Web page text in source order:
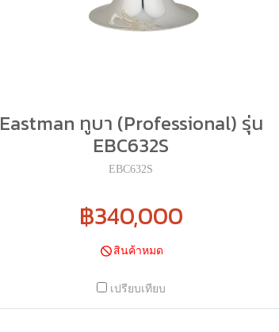
Eastman ทูบา (Professional) รุ่น
EBC632S
EBC632S
฿340,000
สินค้าหมด
เปรียบเทียบ